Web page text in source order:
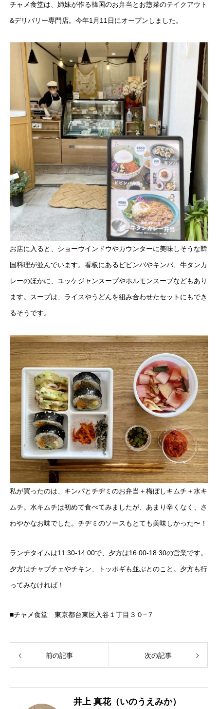
チャメ食堂は、姉妹が作る韓国のお弁当とお惣菜のテイクアウト
&デリバリー専門店。今年1月11日にオープンしました。
お店に入ると、ショーウインドウやカウンターに美味しそうな韓
国料理が並んでいます。看板にあるビビンバやキンパ、牛タンカ
レーのほかに、ユッケジャンスープやホルモンスープなどもあり
ます。スープは、ライスやうどんを組み合わせたセットにもでき
るそうです。
私が買ったのは、キンパとチヂミのお弁当＋梅ぼしキムチ＋水キ
ムチ。水キムチは初めて食べてみましたが、あまり辛くなく、さ
わやかなお味でした。チヂミのソースもとても美味しかった〜！
ランチタイムは11:30-14:00で、夕方は16:00-18:30の営業です。
夕方はチャプチェやチキン、トッポギも並ぶとのこと。夕方も行
ってみなければ！
■チャメ食堂 東京都台東区入谷１丁目３０−７
前の記事 次の記事
井上 真花（いのうえみか）